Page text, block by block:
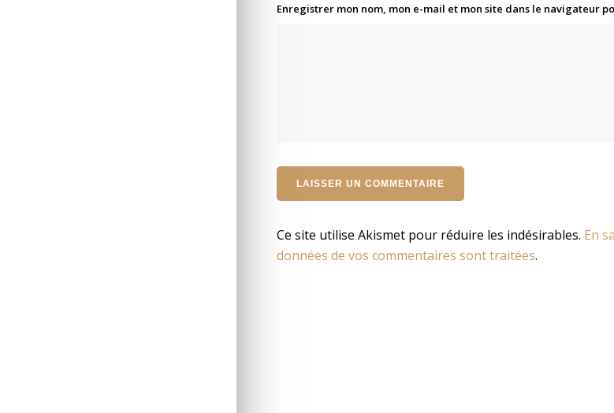
Enregistrer mon nom, mon e-mail et mon site dans le navigateur
Ce site utilise Akismet pour réduire les indésirables. En
données de vos commentaires sont traitées.